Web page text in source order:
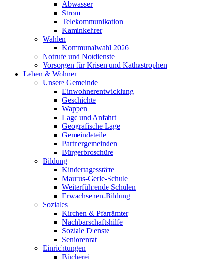
Abwasser
Strom
Telekommunikation
Kaminkehrer
Wahlen
Kommunalwahl 2026
Notrufe und Notdienste
Vorsorgen für Krisen und Kathastrophen
Leben & Wohnen
Unsere Gemeinde
Einwohnerentwicklung
Geschichte
Wappen
Lage und Anfahrt
Geografische Lage
Gemeindeteile
Partnergemeinden
Bürgerbroschüre
Bildung
Kindertagesstätte
Maurus-Gerle-Schule
Weiterführende Schulen
Erwachsenen-Bildung
Soziales
Kirchen & Pfarrämter
Nachbarschaftshilfe
Soziale Dienste
Seniorenrat
Einrichtungen
Bücherei